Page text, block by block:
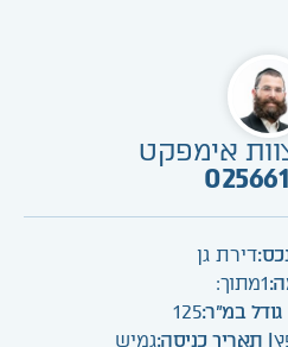
אימפקט
דירת גן
1מתוך:
גודל במ"ר:125
| תאריך כניסה:גמיש